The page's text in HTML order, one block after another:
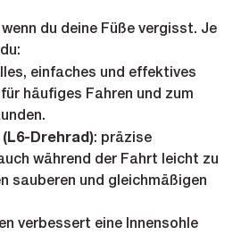
du deine Füße vergisst. Je
einfaches und effektives
häufiges Fahren und zum
Drehrad): präzise
während der Fahrt leicht zu
sauberen und gleichmäßigen
verbessert eine Innensohle